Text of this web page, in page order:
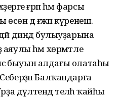
ғәрәп һәм фарсы
дә ғәжәп күренеш.
диндә булыуҙарына
һәм хөрмәтле
быуын алдағы олатаһы
Балҡандарға
дәүләтендә теләһә ҡайһы